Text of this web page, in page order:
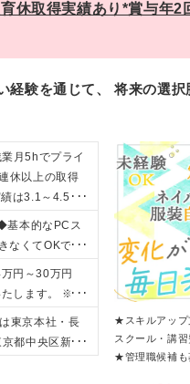
休取得実績あり*賞与年2
験を通じて、 将来の選択
月5hでプライ
休以上の取得
は3.1～4.5ヶ
基本的なPCス
なくてOKで
方にオススメ
プライベート
円～30万円
たします。 ※月
含みます。超
試用期間とな
職候補：月給3
東京本社・長
都中央区新富
★スキルアップ
スクール・講
★管理職候補も